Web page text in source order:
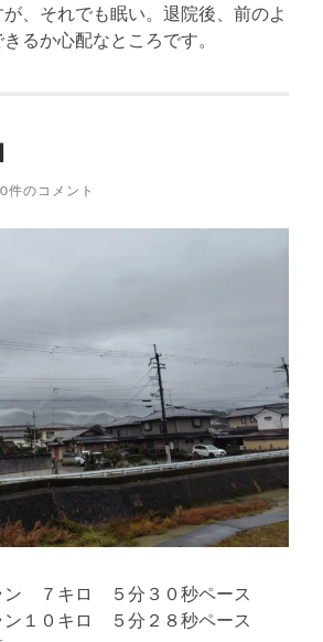
、それでも眠い。退院後、前のよ
るか心配なところです。
0件のコメント
７キロ ５分３０秒ペース
キロ ５分２８秒ペース